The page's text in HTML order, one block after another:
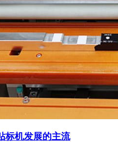
标机发展的主流